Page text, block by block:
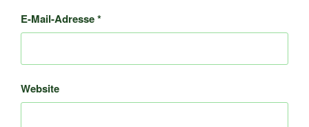
E-Mail-Adresse*
Website